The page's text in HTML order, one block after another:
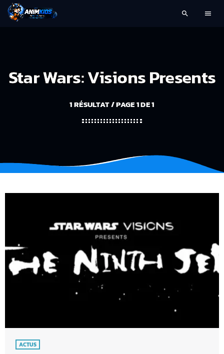
search menu
Star Wars: Visions Presents
1 RÉSULTAT / PAGE 1 DE 1
ACTUS